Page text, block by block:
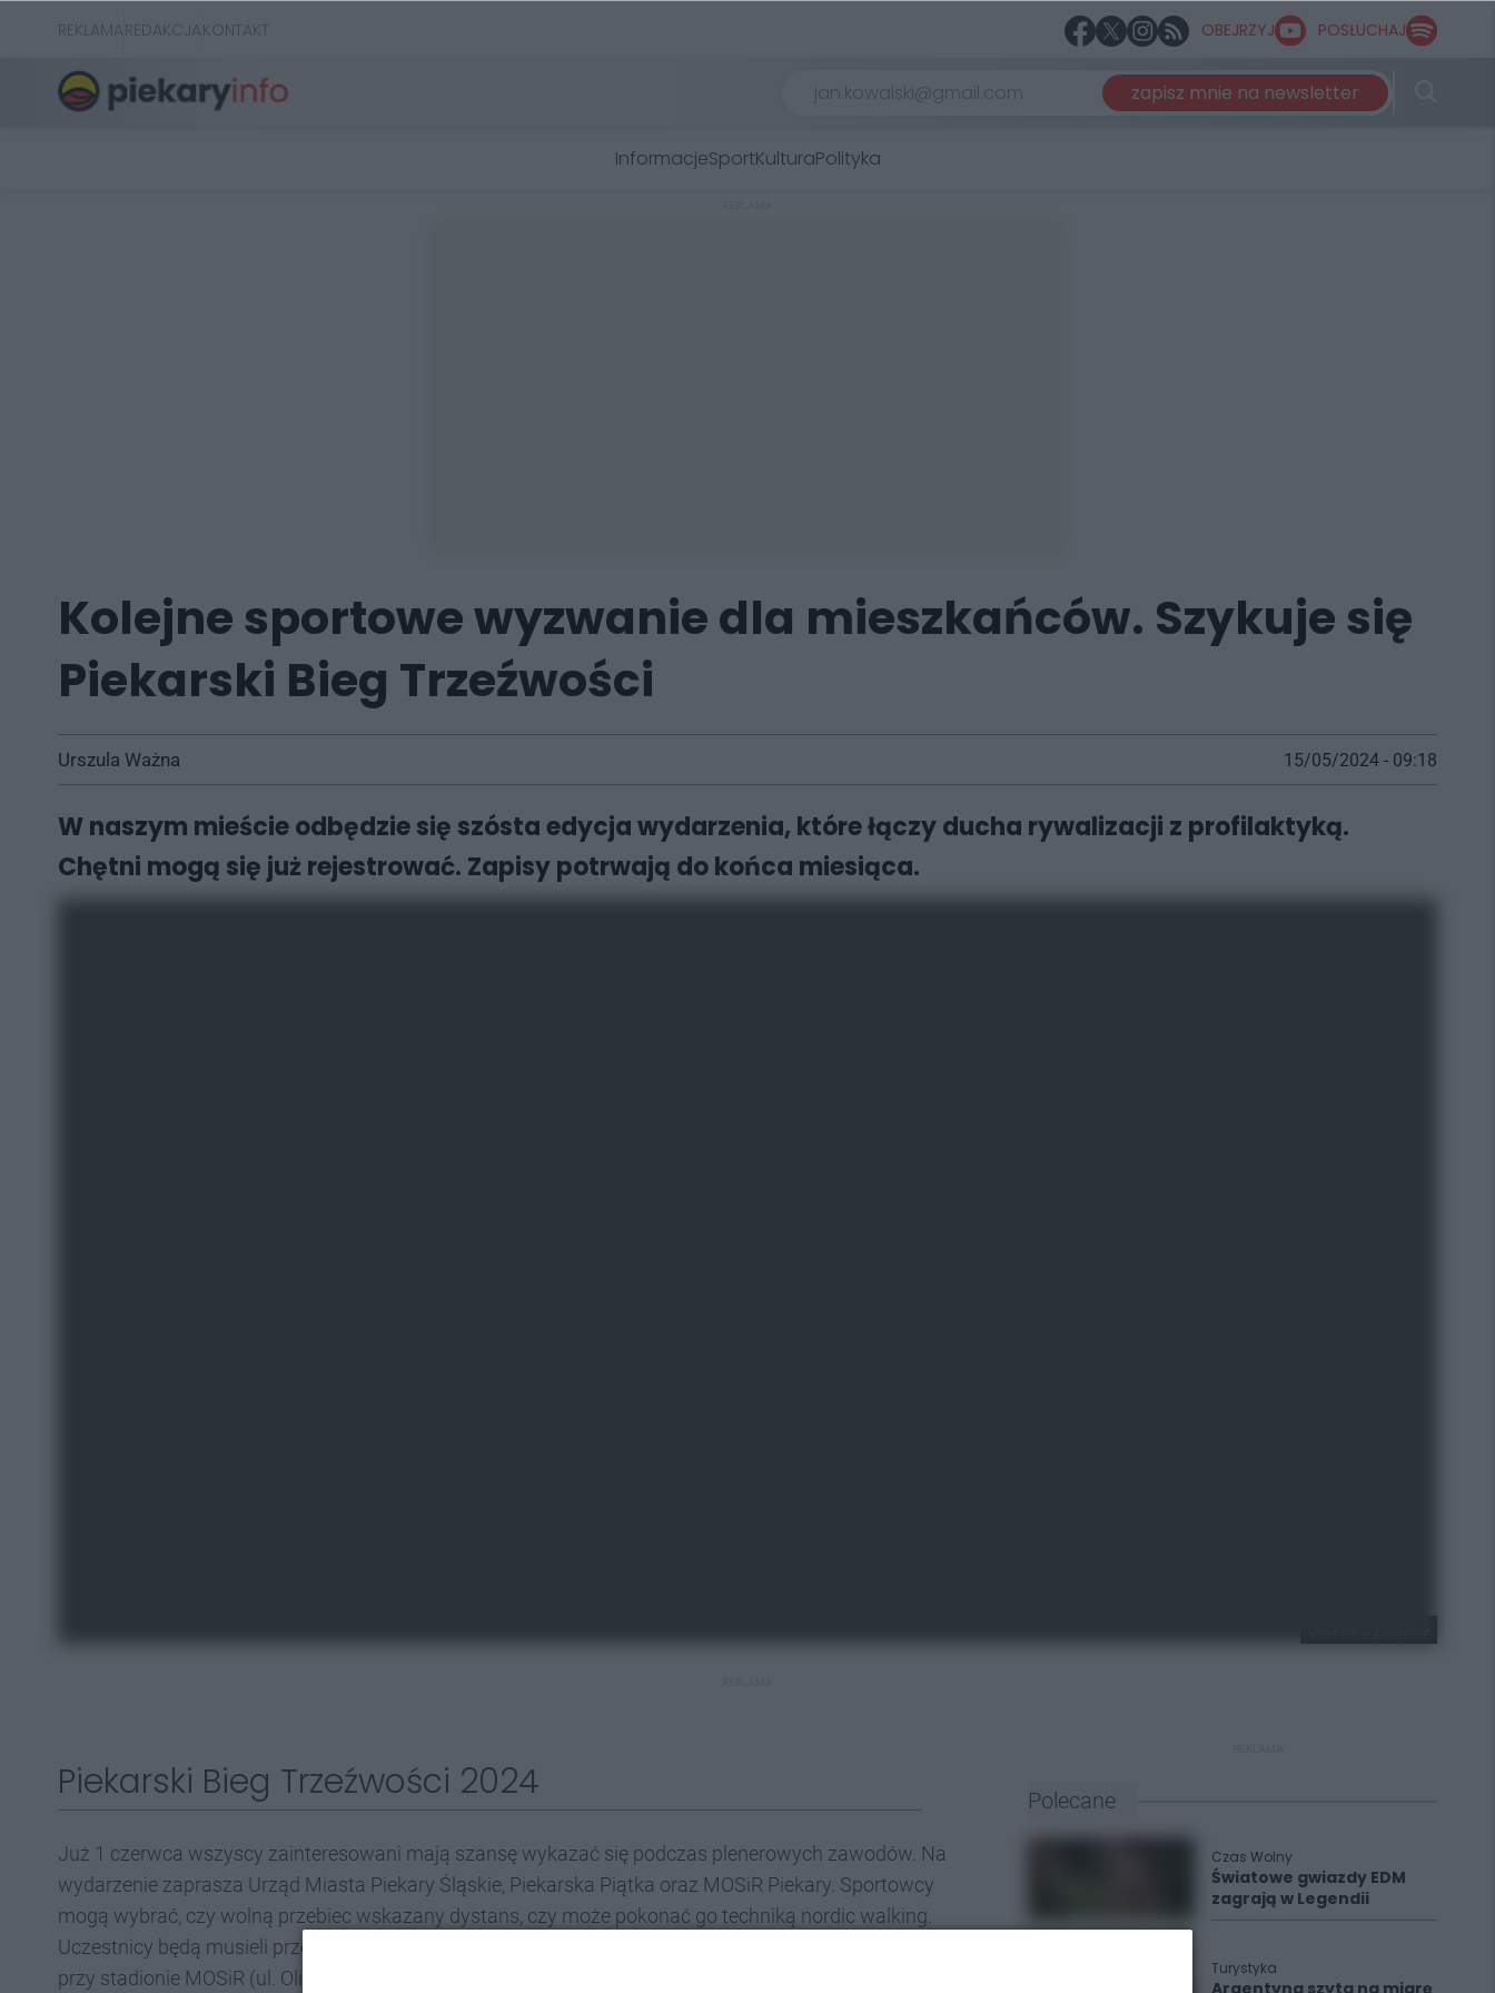
REKLAMAREDAKCJAKONTAKT OBEJRZYJ POSŁUCHAJ
zapisz mnie na newsletter
InformacjeSportKulturaPolityka
Kolejne sportowe wyzwanie dla mieszkańców. Szykuje się
Piekarski Bieg Trzeźwości
Urszula Ważna 15/05/2024 - 09:18
W naszym mieście odbędzie się szósta edycja wydarzenia, które łączy ducha rywalizacji z profilaktyką.
Chętni mogą się już rejestrować. Zapisy potrwają do końca miesiąca.
Piekarski Bieg Trzeźwości 2024
Już 1 czerwca wszyscy zainteresowani mają szansę wykazać się podczas plenerowych zawodów. Na
wydarzenie zaprasza Urząd Miasta Piekary Śląskie, Piekarska Piątka oraz MOSiR Piekary. Sportowcy
mogą wybrać, czy wolną przebiec wskazany dystans, czy może pokonać go techniką nordic walking.
Uczestnicy będą musieli przebyć trasę o długości 3,5 km. Wydarzenie rozpocznie się o godzinie 10:00
przy stadionie MOSiR (ul. Olimpijska 3). Każdy zawodnik zostanie uhonorowany pamiątkowym
Polecane
Czas Wolny
Światowe gwiazdy EDM
zagrają w Legendii
Turystyka
Argentyna szyta na miarę